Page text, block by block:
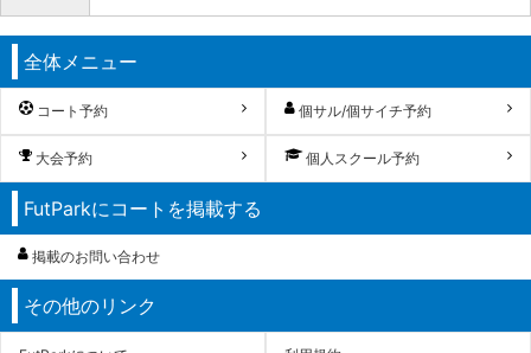
全体メニュー
コート予約 個サル/個サイチ予約
大会予約 個人スクール予約
FutParkにコートを掲載する
掲載のお問い合わせ
その他のリンク